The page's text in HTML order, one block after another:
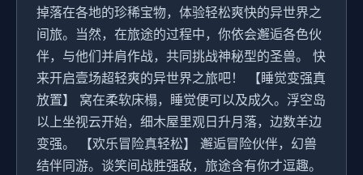
掉落在各地的珍稀宝物，体验轻松爽快的异世界之
间旅。当然，在旅途的过程中，你依会邂逅各色伙
伴，与他们并肩作战，共同挑战神秘型的圣兽。 快
来开启壹场超轻爽的异世界之旅吧！ 【睡觉变强真
放置】 窝在柔软床榻，睡觉便可以及成久。浮空岛
以上坐视云开始，细木屋里观日升月落，边数羊边
变强。 【欢乐冒险真轻松】 邂逅冒险伙伴，幻兽
结伴同游。谈笑间战胜强敌，旅途含有你才逗趣。